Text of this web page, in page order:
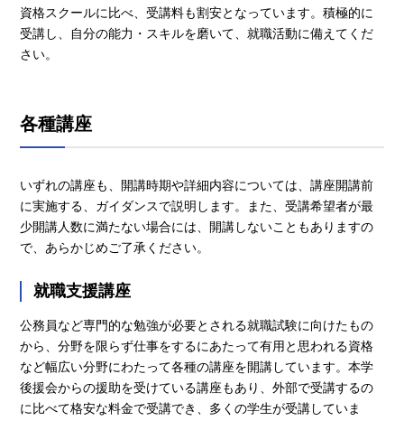
資格スクールに比べ、受講料も割安となっています。積極的に
受講し、自分の能力・スキルを磨いて、就職活動に備えてくだ
さい。
各種講座
いずれの講座も、開講時期や詳細内容については、講座開講前
に実施する、ガイダンスで説明します。また、受講希望者が最
少開講人数に満たない場合には、開講しないこともありますの
で、あらかじめご了承ください。
就職支援講座
公務員など専門的な勉強が必要とされる就職試験に向けたもの
から、分野を限らず仕事をするにあたって有用と思われる資格
など幅広い分野にわたって各種の講座を開講しています。本学
後援会からの援助を受けている講座もあり、外部で受講するの
に比べて格安な料金で受講でき、多くの学生が受講していま